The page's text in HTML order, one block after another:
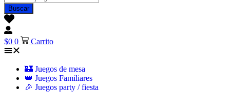
Buscar
$0 0 Carrito
🏰 Juegos de mesa
👑 Juegos Familiares
🎉 Juegos party / fiesta